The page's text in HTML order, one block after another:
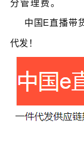
分管理费。
中国E直播带
代发！